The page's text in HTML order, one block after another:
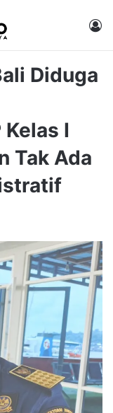
Diduga
I
Tak Ada